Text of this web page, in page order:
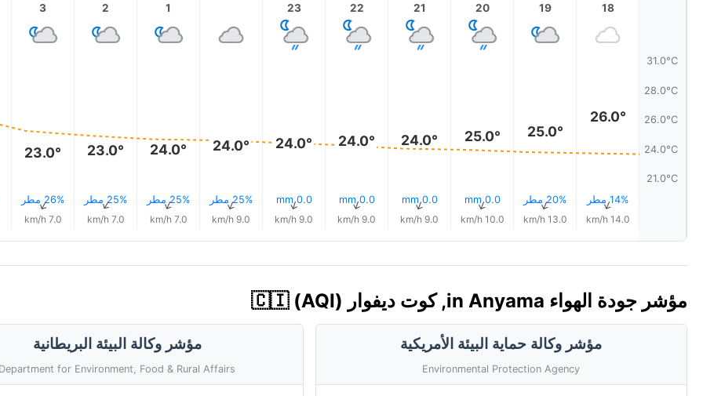
31.0°C
28.0°C
26.0°C
24.0°C
21.0°C
18
26.0°
14% مطر↑
14.0 km/h
19
25.0°
20% مطر↑
13.0 km/h
20
25.0°
0.0 mm
↑
10.0 km/h
21
24.0°
0.0 mm
↑
9.0 km/h
22
24.0°
0.0 mm
↑
9.0 km/h
23
24.0°
0.0 mm
↑
9.0 km/h
24.0°
25% مطر↑
9.0 km/h
1
24.0°
25% مطر↑
7.0 km/h
2
23.0°
25% مطر↑
7.0 km/h
3
23.0°
26% مطر↑
7.0 km/h
مؤشر جودة الهواء in Anyama, كوت ديفوار 🇨🇮 (AQI)
مؤشر وكالة حماية البيئة الأمريكية
Environmental Protection Agency
مؤشر وكالة البيئة البريطانية
Department for Environment, Food & Rural Affairs